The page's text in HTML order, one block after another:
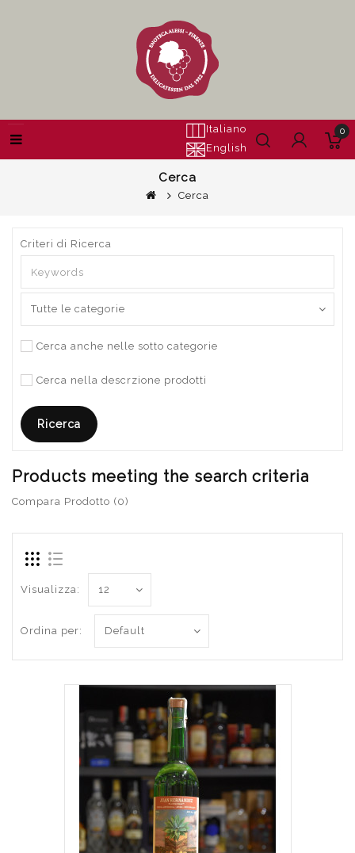
Italiano
English
0
Cerca
Cerca
Criteri di Ricerca
Cerca anche nelle sotto categorie
Cerca nella descrzione prodotti
Products meeting the search criteria
Compara Prodotto (0)
Visualizza:
Ordina per: